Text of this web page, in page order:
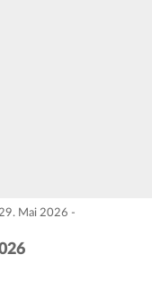
Mai 2026 -